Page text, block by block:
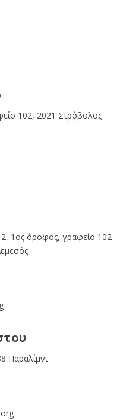
102, 2021 Στρόβολος
1ος όροφος, γραφείο 102
Παραλίμνι